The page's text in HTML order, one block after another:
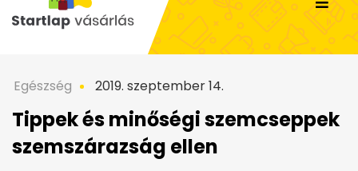
Egészség 2019. szeptember 14.
Tippek és minőségi szemcseppek
szemszárazság ellen